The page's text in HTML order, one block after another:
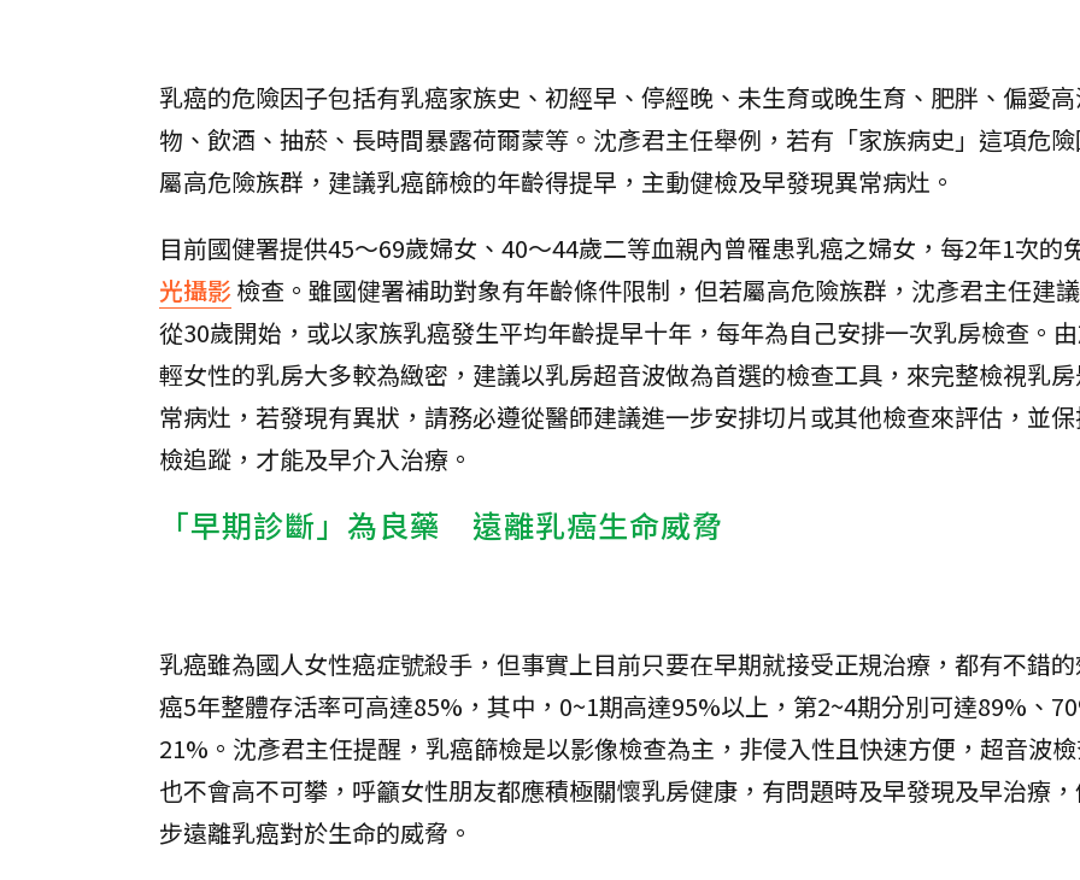
乳癌的危險因子包括有乳癌家族史、初經早、停經晚、未生育或晚生育、肥胖、偏愛
物、飲酒、抽菸、長時間暴露荷爾蒙等。沈彥君主任舉例，若有「家族病史」這項危
屬高危險族群，建議乳癌篩檢的年齡得提早，主動健檢及早發現異常病灶。
目前國健署提供45～69歲婦女、40～44歲二等血親內曾罹患乳癌之婦女，每2年1次的
光攝影 檢查。雖國健署補助對象有年齡條件限制，但若屬高危險族群，沈彥君主任建
從30歲開始，或以家族乳癌發生平均年齡提早十年，每年為自己安排一次乳房檢查。
輕女性的乳房大多較為緻密，建議以乳房超音波做為首選的檢查工具，來完整檢視乳
常病灶，若發現有異狀，請務必遵從醫師建議進一步安排切片或其他檢查來評估，並
檢追蹤，才能及早介入治療。
「早期診斷」為良藥 遠離乳癌生命威脅
乳癌雖為國人女性癌症號殺手，但事實上目前只要在早期就接受正規治療，都有不錯
癌5年整體存活率可高達85%，其中，0~1期高達95%以上，第2~4期分別可達89%、
21%。沈彥君主任提醒，乳癌篩檢是以影像檢查為主，非侵入性且快速方便，超音波
也不會高不可攀，呼籲女性朋友都應積極關懷乳房健康，有問題時及早發現及早治療
步遠離乳癌對於生命的威脅。